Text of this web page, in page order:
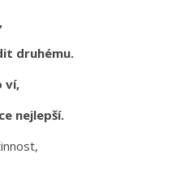
druhému.
ví,
nejlepší.